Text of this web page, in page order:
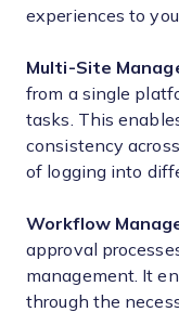
experiences to
Multi-Site
from a single
tasks. This
consistency
of logging into
Workflow
approval
management. It
through the